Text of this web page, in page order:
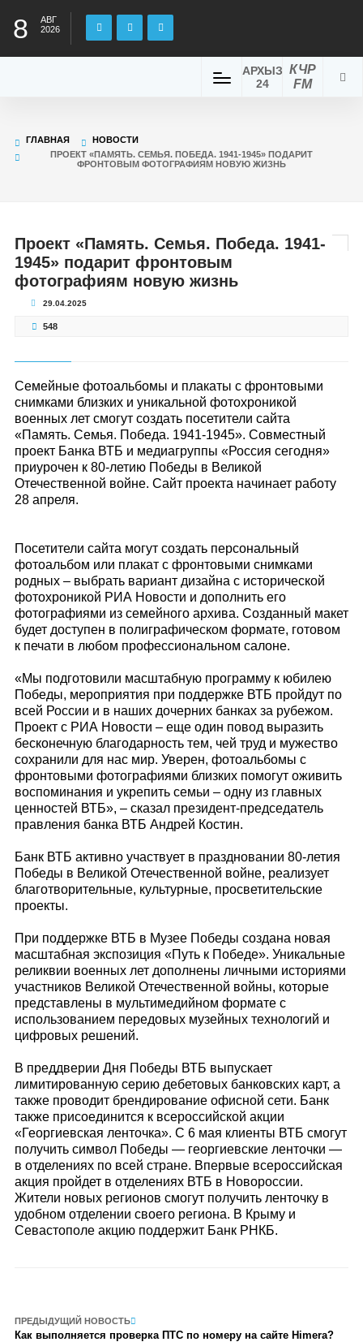
8
АВГ
2026
КЧР
FM
АРХЫЗ
24
ГЛАВНАЯ
НОВОСТИ
ПРОЕКТ «ПАМЯТЬ. СЕМЬЯ. ПОБЕДА. 1941-1945» ПОДАРИТ
ФРОНТОВЫМ ФОТОГРАФИЯМ НОВУЮ ЖИЗНЬ
Проект «Память. Семья. Победа. 1941-
1945» подарит фронтовым
фотографиям новую жизнь
29.04.2025
548
Семейные фотоальбомы и плакаты с фронтовыми
снимками близких и уникальной фотохроникой
военных лет смогут создать посетители сайта
«Память. Семья. Победа. 1941-1945». Совместный
проект Банка ВТБ и медиагруппы «Россия сегодня»
приурочен к 80-летию Победы в Великой
Отечественной войне. Сайт проекта начинает работу
28 апреля.
Посетители сайта могут создать персональный
фотоальбом или плакат с фронтовыми снимками
родных – выбрать вариант дизайна с исторической
фотохроникой РИА Новости и дополнить его
фотографиями из семейного архива. Созданный макет
будет доступен в полиграфическом формате, готовом
к печати в любом профессиональном салоне.
«Мы подготовили масштабную программу к юбилею
Победы, мероприятия при поддержке ВТБ пройдут по
всей России и в наших дочерних банках за рубежом.
Проект с РИА Новости – еще один повод выразить
бесконечную благодарность тем, чей труд и мужество
сохранили для нас мир. Уверен, фотоальбомы с
фронтовыми фотографиями близких помогут оживить
воспоминания и укрепить семьи – одну из главных
ценностей ВТБ», – сказал президент-председатель
правления банка ВТБ Андрей Костин.
Банк ВТБ активно участвует в праздновании 80-летия
Победы в Великой Отечественной войне, реализует
благотворительные, культурные, просветительские
проекты.
При поддержке ВТБ в Музее Победы создана новая
масштабная экспозиция «Путь к Победе». Уникальные
реликвии военных лет дополнены личными историями
участников Великой Отечественной войны, которые
представлены в мультимедийном формате с
использованием передовых музейных технологий и
цифровых решений.
В преддверии Дня Победы ВТБ выпускает
лимитированную серию дебетовых банковских карт, а
также проводит брендирование офисной сети. Банк
также присоединится к всероссийской акции
«Георгиевская ленточка». С 6 мая клиенты ВТБ смогут
получить символ Победы — георгиевские ленточки —
в отделениях по всей стране. Впервые всероссийская
акция пройдет в отделениях ВТБ в Новороссии.
Жители новых регионов смогут получить ленточку в
удобном отделении своего региона. В Крыму и
Севастополе акцию поддержит Банк РНКБ.
ПРЕДЫДУЩИЙ НОВОСТЬ
Как выполняется проверка ПТС по номеру на сайте Himera?